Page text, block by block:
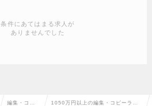
条件にあてはまる求人が
ありませんでした
編集・コピ 1050万円以上の編集・コピーライ